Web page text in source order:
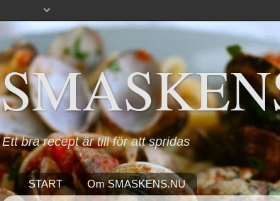
Ett bra recept är till för att spridas
START Om SMASKENS.NU